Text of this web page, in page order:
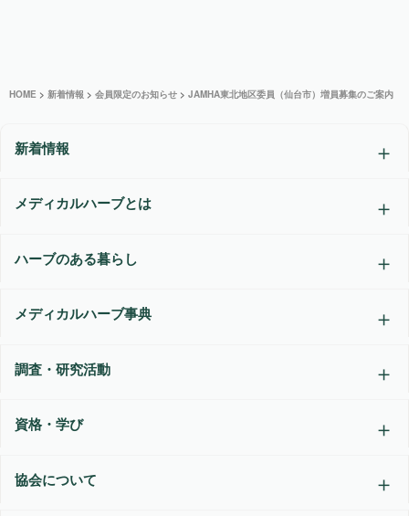
HOME > 新着情報 > 会員限定のお知らせ > JAMHA東北地区委員（仙台市）増員募集のご案内
新着情報
メディカルハーブとは
ハーブのある暮らし
メディカルハーブ事典
調査・研究活動
資格・学び
協会について